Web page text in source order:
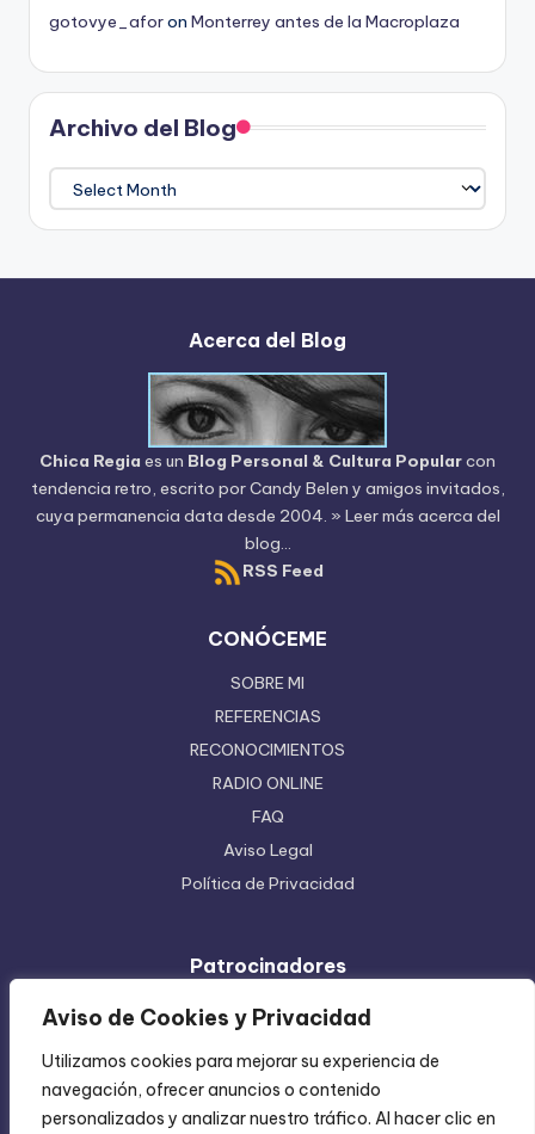
Aviso de Cookies y Privacidad
Utilizamos cookies para mejorar su experiencia de
navegación, ofrecer anuncios o contenido
personalizados y analizar nuestro tráfico. Al hacer clic en
gotovye_aforon Monterrey antes de la Macroplaza
Archivo del Blog
Archivo
del
Blog
Acerca del Blog
Chica Regia es un Blog Personal & Cultura Popularcon
tendencia retro, escrito porCandy Belen y amigos invitados,
cuya permanencia data desde 2004. » Leer más acerca del
blog...
RSS Feed
CONÓCEME
SOBRE MI
REFERENCIAS
RECONOCIMIENTOS
RADIO ONLINE
FAQ
Aviso Legal
Política de Privacidad
Patrocinadores
Ferretera Centenario de Monterrey
Inyección de Plástico
Mundo Impreso
Directorio de Coatzintla